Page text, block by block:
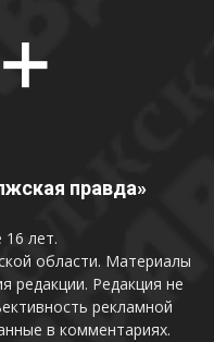
правда»
лет.
области. Материалы
редакции. Редакция не
рекламной
в комментариях.